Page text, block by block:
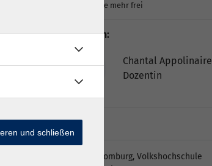
Keine Plätze mehr frei
Dozent*in:
Chantal Appolinaire
Dozentin
Bad Homburg, Volkshochschule
und schließen